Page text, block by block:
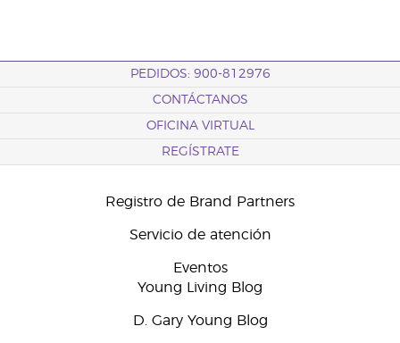
PEDIDOS: 900-812976
CONTÁCTANOS
OFICINA VIRTUAL
REGÍSTRATE
Registro de Brand Partners
Servicio de atención
Eventos
Young Living Blog
D. Gary Young Blog